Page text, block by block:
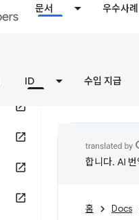
문서 우수사례
ID 수입 지급
합니다. AI
홈 Docs